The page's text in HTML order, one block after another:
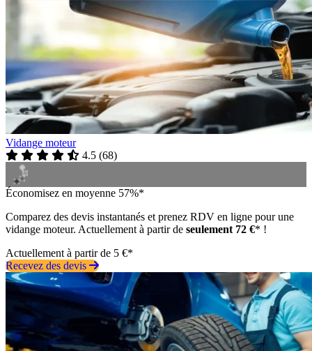
Vidange moteur
4.5 (68)
Économisez en moyenne 57%*
Comparez des devis instantanés et prenez RDV en ligne pour une
vidange moteur. Actuellement à partir de seulement 72 €* !
Actuellement à partir de 5 €*
Recevez des devis